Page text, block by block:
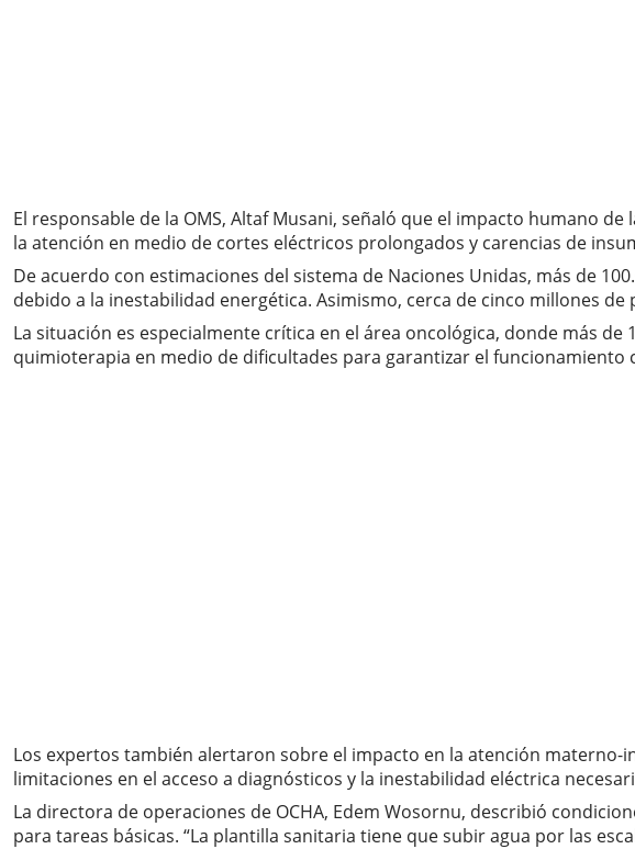
El responsable de la OMS, Altaf Musani, señaló que el impacto humano
la atención en medio de cortes eléctricos prolongados y carencias de
De acuerdo con estimaciones del sistema de Naciones Unidas, más de
debido a la inestabilidad energética. Asimismo, cerca de cinco millones
La situación es especialmente crítica en el área oncológica, donde más
quimioterapia en medio de dificultades para garantizar el funcionamiento
Los expertos también alertaron sobre el impacto en la atención
limitaciones en el acceso a diagnósticos y la inestabilidad eléctrica
La directora de operaciones de OCHA, Edem Wosornu, describió
para tareas básicas. “La plantilla sanitaria tiene que subir agua por las